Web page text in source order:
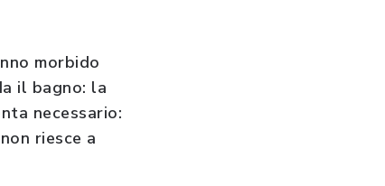
morbido
il bagno: la
necessario:
riesce a